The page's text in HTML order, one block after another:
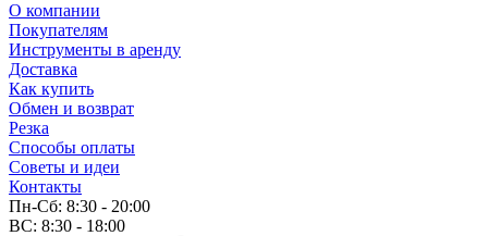
О компании
Покупателям
Инструменты в аренду
Доставка
Как купить
Обмен и возврат
Резка
Способы оплаты
Советы и идеи
Контакты
Пн-Сб: 8:30 - 20:00
ВС: 8:30 - 18:00